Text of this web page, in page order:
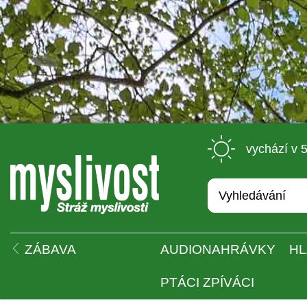
vychází v
ZÁBAVA AUDIONAHRÁVKY
PTÁCI ZPÍVÁCI